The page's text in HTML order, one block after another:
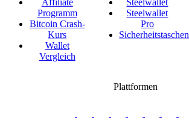
Affiliate
Programm
Bitcoin Crash-
Kurs
Wallet
Vergleich
Steelwallet
Steelwallet
Pro
Sicherheitstaschen
Plattformen
swiss
group